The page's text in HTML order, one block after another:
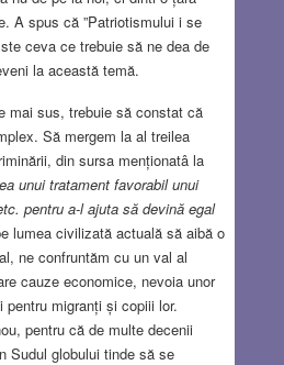
A spus că ”Patriotismului i se
ceva ce trebuie să ne dea de
la această temă.
mai sus, trebuie să constat că
Să mergem la al treilea
din sursa menționatâ la
unui tratament favorabil unui
pentru a-l ajuta să devină egal
lumea civilizată actuală să aibă o
ne confruntăm cu un val al
cauze economice, nevoia unor
migranți și copiii lor.
pentru că de multe decenii
Sudul globului tinde să se